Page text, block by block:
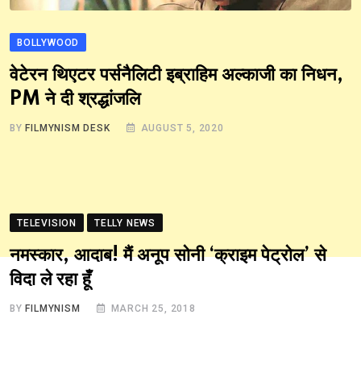
BOLLYWOOD
वेटेरन थिएटर पर्सनैलिटी इब्राहिम अल्काजी का निधन,
PM ने दी श्रद्धांजलि
BY FILMYNISM DESK AUGUST 5, 2020
TELEVISION TELLY NEWS
नमस्कार, आदाब! मैं अनूप सोनी ‘क्राइम पेट्रोल’ से
विदा ले रहा हूँ
BY FILMYNISM MARCH 25, 2018